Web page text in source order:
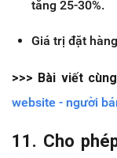
tăng 25-30%.
Giá trị đặt
>>> Bài viết
website - người
11. Cho